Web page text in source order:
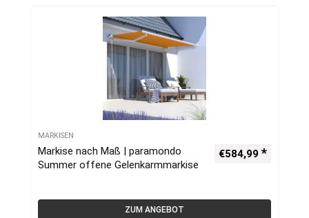
MARKISEN
Markise nach Maß | paramondo
Summer offene Gelenkarmmarkise
€584,99
ZUM ANGEBOT